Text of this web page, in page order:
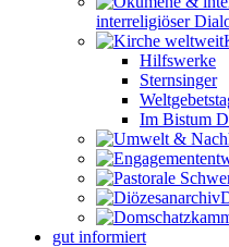
interreligiöser
Hilfswerke
Sternsinger
Im Bistum
gut informiert